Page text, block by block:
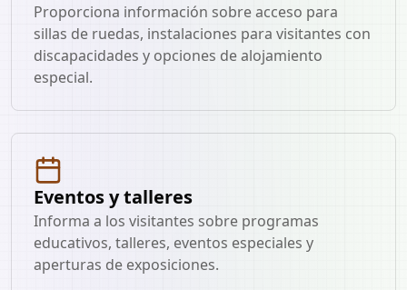
Proporciona información sobre acceso para
sillas de ruedas, instalaciones para visitantes con
discapacidades y opciones de alojamiento
especial.
Eventos y talleres
Informa a los visitantes sobre programas
educativos, talleres, eventos especiales y
aperturas de exposiciones.